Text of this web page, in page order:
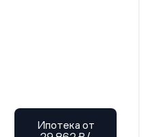
Ипотека от